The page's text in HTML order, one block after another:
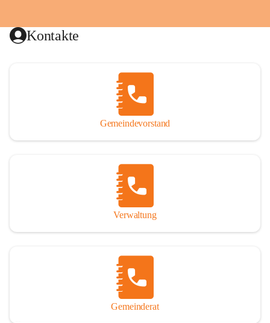
Kontakte
Gemeindevorstand
Verwaltung
Gemeinderat